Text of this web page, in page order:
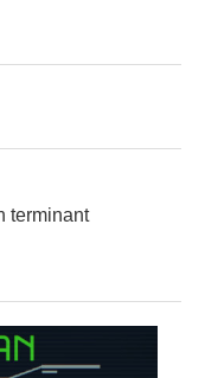
terminant